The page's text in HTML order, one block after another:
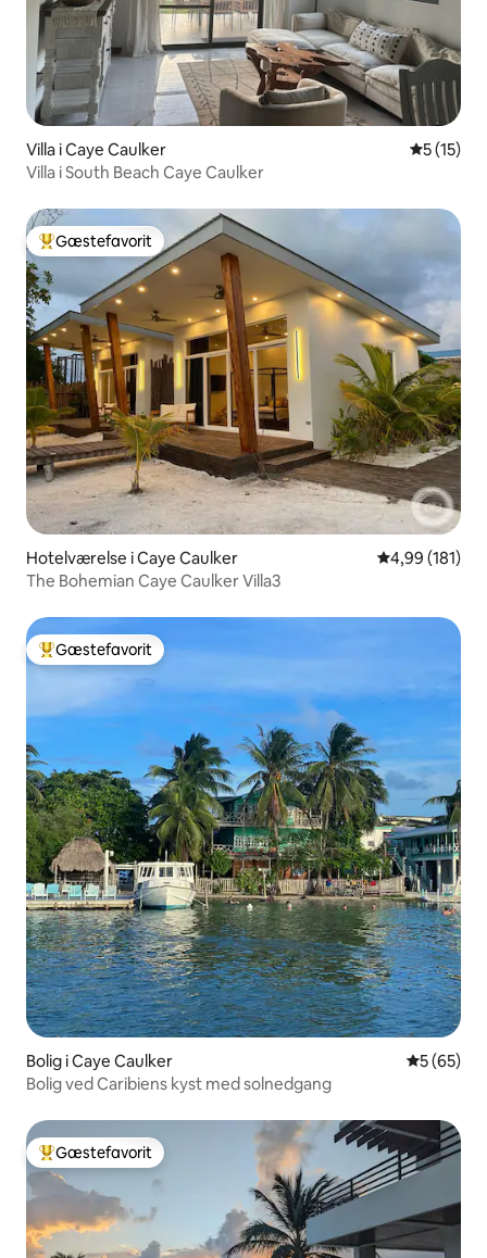
Villa i Caye Caulker 5 ud af 5
5 (15)
Villa i South Beach Caye Caulker
Bedste gæstefavorit
Gæstefavorit
Hotelværelse i Caye Caulker 4,99 ud af 5 i
4,99 (181)
The Bohemian Caye Caulker Villa3
Bedste gæstefavorit
Gæstefavorit
Bolig i Caye Caulker 5 ud af 5 i
5 (65)
Bolig ved Caribiens kyst med solnedgang
Bedste gæstefavorit
Gæstefavorit